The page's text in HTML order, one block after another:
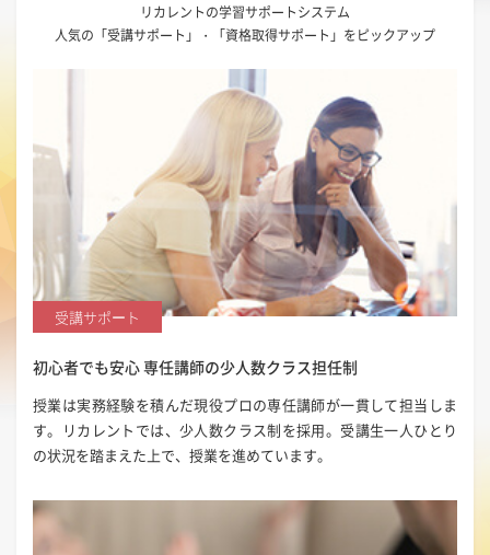
リカレントの学習サポートシステム
人気の「受講サポート」・「資格取得サポート」をピックアップ
受講サポート
初心者でも安心専任講師の少人数クラス担任制
授業は実務経験を積んだ現役プロの専任講師が一貫して担当しま
す。リカレントでは、少人数クラス制を採用。受講生一人ひとり
の状況を踏まえた上で、授業を進めています。